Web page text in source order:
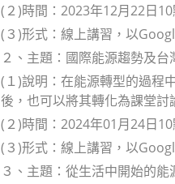
(２)時間：2023年12月22日
(３)形式：線上講習，以
２、主題：國際能源趨勢及
(１)說明：在能源轉型的過程
後，也可以將其轉化為課堂討
(２)時間：2024年01月24日
(３)形式：線上講習，以
３、主題：從生活中開始的能